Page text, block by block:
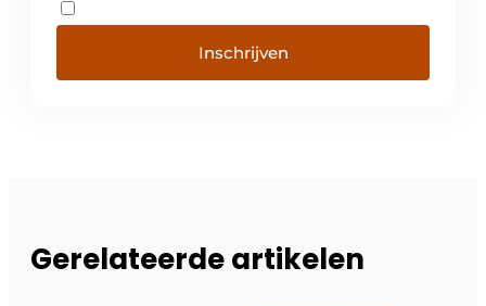
Inschrijven
Gerelateerde artikelen